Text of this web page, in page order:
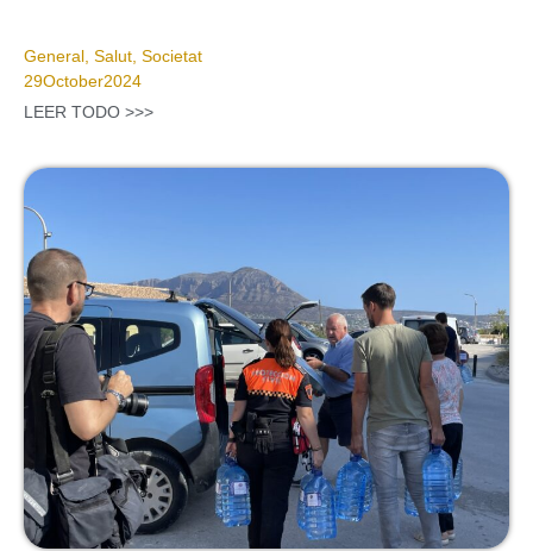
General Salut Societat
29October2024
LEER TODO >>>